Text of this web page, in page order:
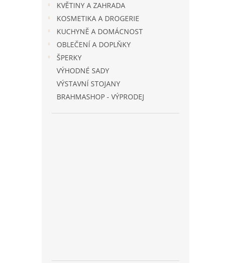
KVĚTINY A ZAHRADA
KOSMETIKA A DROGERIE
KUCHYNĚ A DOMÁCNOST
OBLEČENÍ A DOPLŇKY
ŠPERKY
VÝHODNÉ SADY
VÝSTAVNÍ STOJANY
BRAHMASHOP - VÝPRODEJ